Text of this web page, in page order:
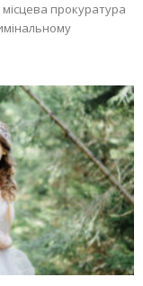
прокуратура